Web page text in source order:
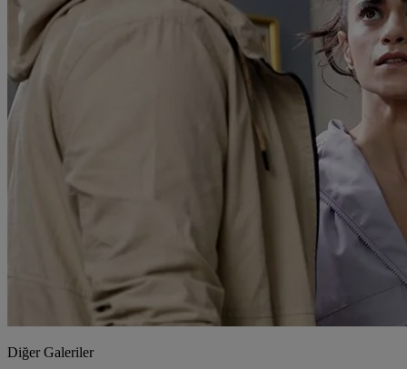
Diğer Galeriler